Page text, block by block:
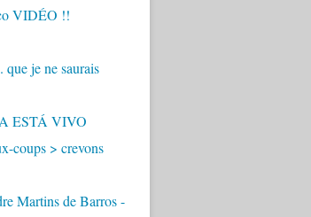
VIDÉO !!
je ne saurais
ESTÁ VIVO
coups > crevons
Martins de Barros -